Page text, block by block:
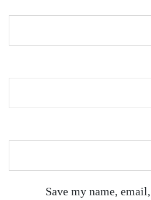
Save my name,